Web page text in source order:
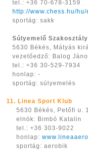
tel.: +36 70-678-3159
http://www.chess.hu/
sportág: sakk
Súlyemelő Szakosztály
5630 Békés, Mátyás
vezetőedző: Balog
tel.: +36 30-529-7934
honlap: -
sportág: súlyemelés
11. Linea Sport Klub
5630 Békés, Petőfi u.
elnök: Bimbó Katalin
tel.: +36 303-9022
honlap:
sportág: aerobik